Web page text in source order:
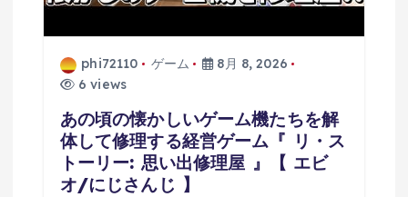
phi72110 ゲーム
8月 8, 2026
6 views
あの頃の懐かしいゲーム機たちを解
体して修理する経営ゲーム『 リ・ス
トーリー: 思い出修理屋 』【 エビ
オ/にじさんじ 】